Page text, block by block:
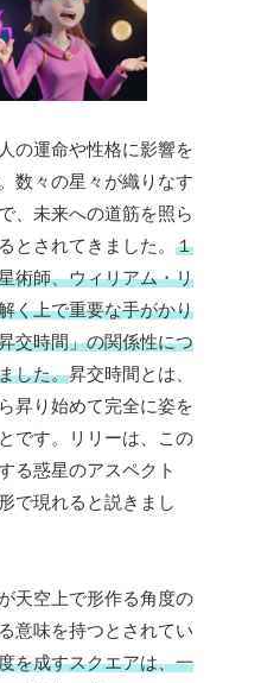
の運命や性格に影響を
数々の星々が織りなす
、未来への道筋を照ら
とされてきました。 １
術師、ウィリアム・リ
く上で重要な手がかり
交時間」の関係性につ
した。昇交時間とは、
昇り始めて完全に姿を
です。リリーは、この
る惑星のアスペクト
で現れると説きまし
天空上で形作る角度の
意味を持つとされてい
を成すスクエアは、一